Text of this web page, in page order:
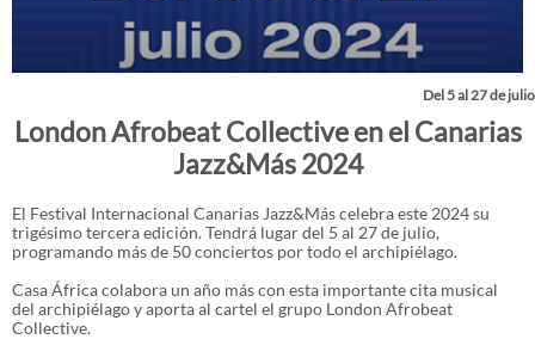
Del 5 al 27 de julio
London Afrobeat Collective en el Canarias
Jazz&Más 2024
El Festival Internacional Canarias Jazz&Más celebra este 2024 su
trigésimo tercera edición. Tendrá lugar del 5 al 27 de julio,
programando más de 50 conciertos por todo el archipiélago.
Casa África colabora un año más con esta importante cita musical
del archipiélago y aporta al cartel el grupo London Afrobeat
Collective.